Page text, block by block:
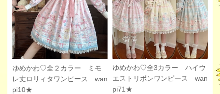
ゆめかわ♡全２カラー ミモ
レ丈ロリィタワンピース wan
pi10★
ゆめかわ♡全3カラー ハイウ
エストリボンワンピース wan
pi71★